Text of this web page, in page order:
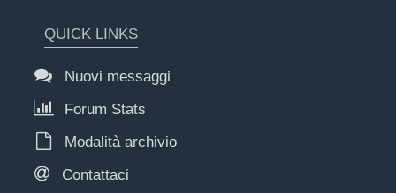
QUICK LINKS
Nuovi messaggi
Forum Stats
Modalità archivio
Contattaci